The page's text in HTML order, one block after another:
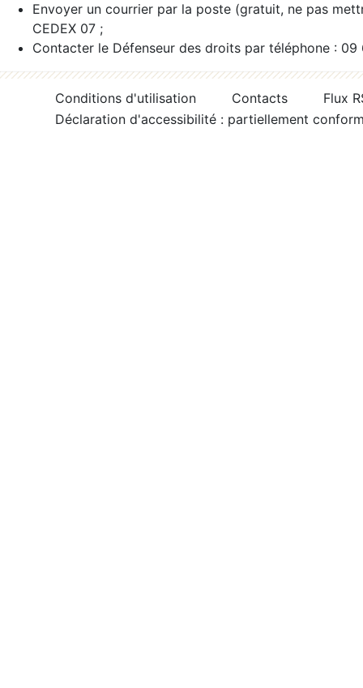
Envoyer un courrier par la poste (gratuit, ne pas
CEDEX 07 ;
Contacter le Défenseur des droits par téléphone :
Conditions d'utilisation Contacts
Flux
Déclaration d'accessibilité : partiellement